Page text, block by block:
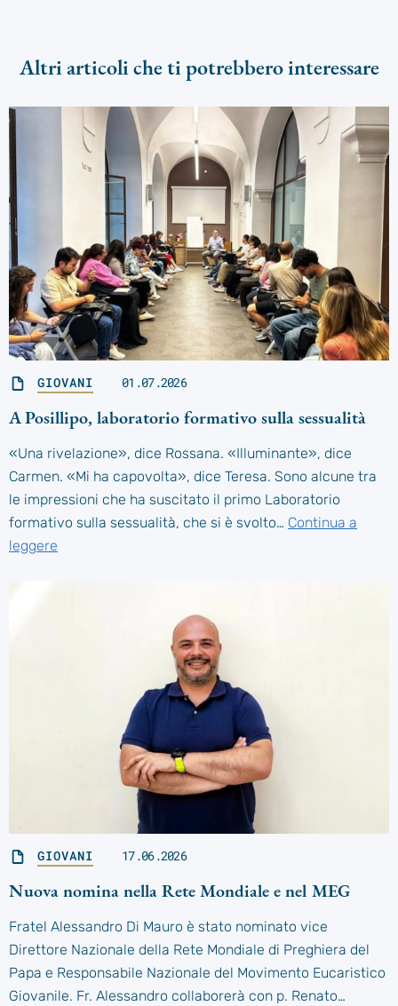
Altri articoli che ti potrebbero interessare
GIOVANI 01.07.2026
A Posillipo, laboratorio formativo sulla sessualità
«Una rivelazione», dice Rossana. «Illuminante», dice
Carmen. «Mi ha capovolta», dice Teresa. Sono alcune tra
le impressioni che ha suscitato il primo Laboratorio
formativo sulla sessualità, che si è svolto… Continua a
leggere
GIOVANI 17.06.2026
Nuova nomina nella Rete Mondiale e nel MEG
Fratel Alessandro Di Mauro è stato nominato vice
Direttore Nazionale della Rete Mondiale di Preghiera del
Papa e Responsabile Nazionale del Movimento Eucaristico
Giovanile. Fr. Alessandro collaborerà con p. Renato…